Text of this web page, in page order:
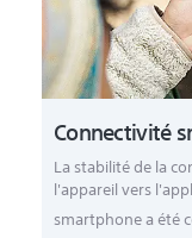
Connectivité
La stabilité de la
l'appareil vers
smartphone a été